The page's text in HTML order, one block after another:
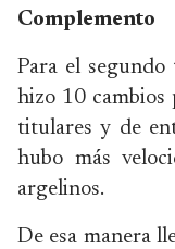
Complemento
Para el
hizo 10 cambios
titulares y de
hubo más
argelinos.
De esa manera